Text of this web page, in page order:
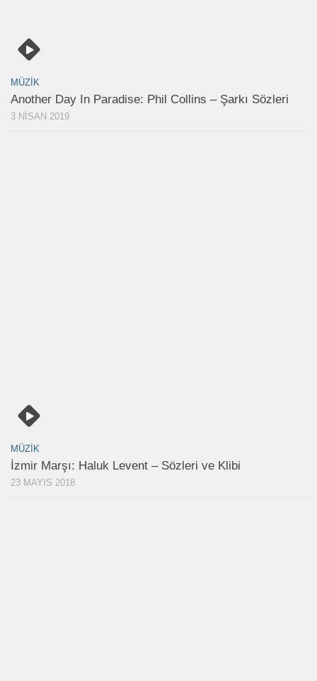
MÜZIK
Another Day In Paradise: Phil Collins – Şarkı Sözleri
3 NISAN 2019
MÜZIK
İzmir Marşı: Haluk Levent – Sözleri ve Klibi
23 MAYIS 2018